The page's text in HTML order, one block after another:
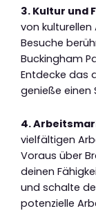
3. Kultur und
von
Besuche
Buckingham
Entdecke das
genieße einen
4.
vielfältigen
Voraus über
deinen
und schalte
potenzielle